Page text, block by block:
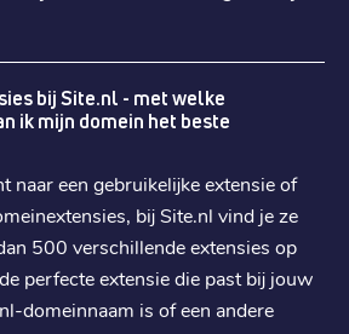
bij Site.nl - met welke
ik mijn domein het beste
naar een gebruikelijke extensie of
bij Site.nl vind je ze
500 verschillende extensies op
perfecte extensie die past bij jouw
domeinnaam is of een andere